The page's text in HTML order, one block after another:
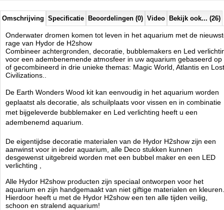
New
Omschrijving Specificatie Beoordelingen (0) Video Bekijk ook... (26)
Onderwater dromen komen tot leven in het aquarium met de
rage van Hydor de H2show
Combineer achtergronden, decoratie, bubblemakers en Led
voor een adembenemende atmosfeer in uw aquarium gebaseerd op
of gecombineerd in drie unieke themas: Magic World, Atlantis en Lost
Civilizations..
De Earth Wonders Wood kit kan eenvoudig in het aquarium worden
geplaatst als decoratie, als schuilplaats voor vissen en in combinatie
met bijgeleverde bubblemaker en Led verlichting heeft u een
adembenemd aquarium.
De eigentijdse decoratie materialen van de Hydor H2show zijn een
aanwinst voor in ieder aquarium, alle Deco stukken kunnen
desgewenst uitgebreid worden met een bubbel maker en een LED
verlichting ,
Alle Hydor H2show producten zijn speciaal ontworpen voor het
aquarium en zijn handgemaakt van niet giftige materialen en kleuren.
Hierdoor heeft u met de Hydor H2show een ten alle tijden veilig,
schoon en stralend aquarium!